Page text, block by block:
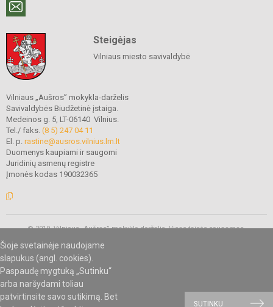
Šioje svetainėje naudojame
slapukus (angl. cookies).
Paspaudę mygtuką „Sutinku“
arba naršydami toliau
patvirtinsite savo sutikimą. Bet
SUTINKU
Steigėjas
Vilniaus miesto savivaldybė
Vilniaus „Aušros” mokykla-darželis
Savivaldybės Biudžetinė įstaiga.
Medeinos g. 5, LT-06140 Vilnius.
Tel./ faks. (8 5) 247 04 11
El. p. rastine@ausros.vilnius.lm.lt
Duomenys kaupiami ir saugomi
Juridinių asmenų registre
Įmonės kodas 190032365
© 2019. Vilniaus „Aušros” mokykla-darželis. Visos teisės saugomos.
SVETAINESMOKYKLOMS.LT